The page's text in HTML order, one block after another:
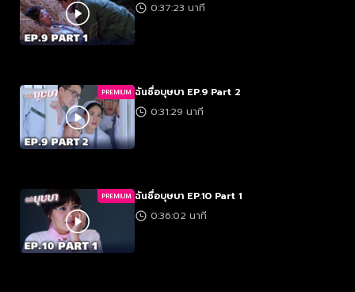
0:37:23 นาที
PREMIUM ฉันชื่อบุษบา EP.9 Part 2
0:31:29 นาที
PREMIUM ฉันชื่อบุษบา EP.10 Part 1
0:36:02 นาที